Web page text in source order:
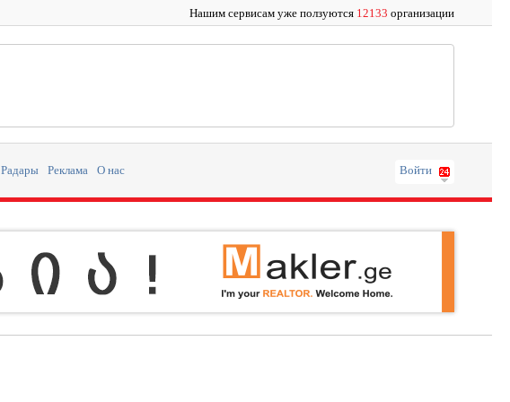
Нашим сервисам уже ползуются 12133 организации
Радары Реклама О нас Войти